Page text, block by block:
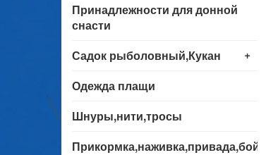
Принадлежности для донной
снасти
+
Садок рыболовный,Кукан
Одежда плащи
Шнуры,нити,тросы
Прикормка,наживка,привада,бойла